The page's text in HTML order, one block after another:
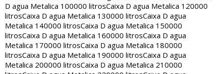
D agua Metalica 100000 litrosCaixa D agua Metalica 120000
litrosCaixa D agua Metalica 130000 litrosCaixa D agua
Metalica 140000 litrosCaixa D agua Metalica 150000
litrosCaixa D agua Metalica 160000 litrosCaixa D agua
Metalica 170000 litrosCaixa D agua Metalica 180000
litrosCaixa D agua Metalica 190000 litrosCaixa D agua
Metalica 200000 litrosCaixa D agua Metalica 210000